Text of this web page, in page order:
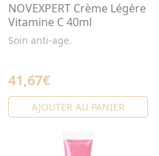
NOVEXPERT Crème Légère
Vitamine C 40ml
Soin anti-age.
41,67€
AJOUTER AU PANIER